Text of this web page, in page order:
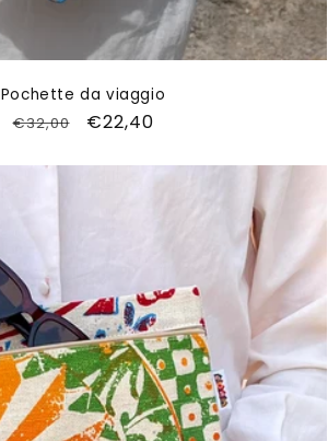
Pochette da viaggio
Prezzo
listino
€32,00
Prezzo
€22,40